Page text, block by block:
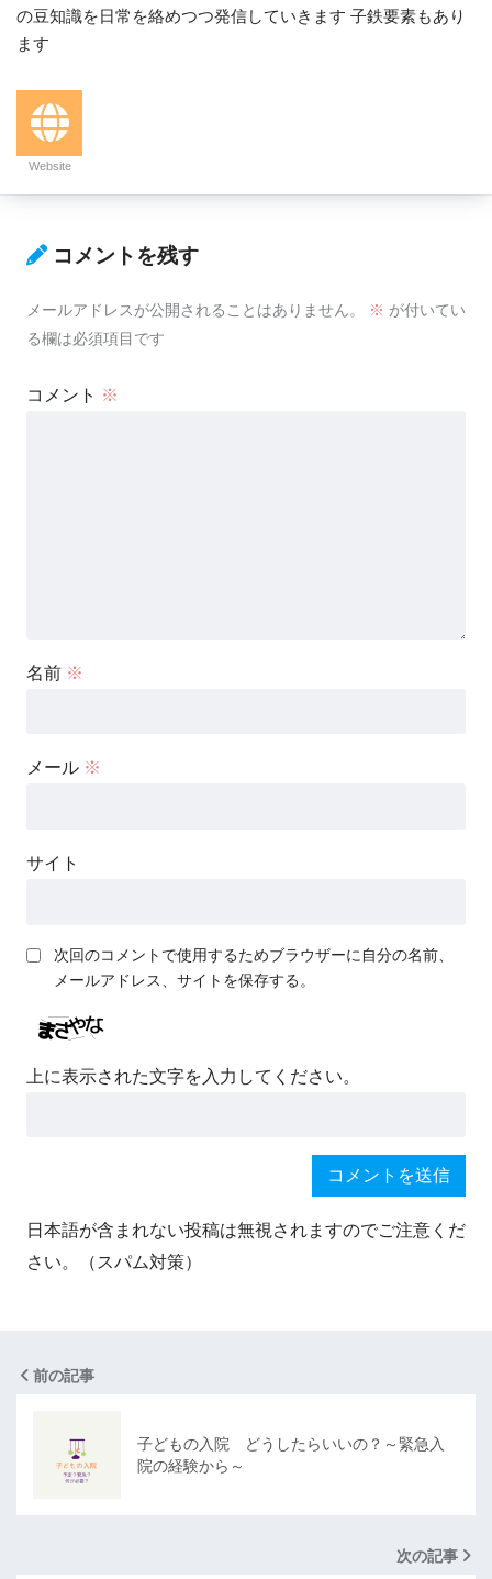
の豆知識を日常を絡めつつ発信していきます 子鉄要素もあり
ます
Website
コメントを残す
メールアドレスが公開されることはありません。 ※ が付いてい
る欄は必須項目です
コメント ※
名前 ※
メール ※
サイト
次回のコメントで使用するためブラウザーに自分の名前、
メールアドレス、サイトを保存する。
上に表示された文字を入力してください。
日本語が含まれない投稿は無視されますのでご注意くだ
さい。（スパム対策）
前の記事
子どもの入院 どうしたらいいの？～緊急入
院の経験から～
次の記事